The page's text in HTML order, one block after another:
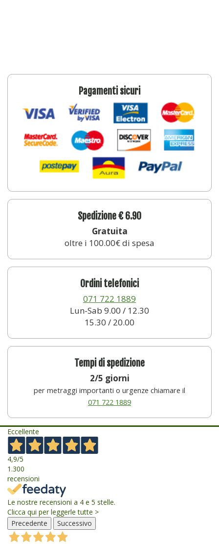
Pagamenti sicuri
Spedizione € 6.90
Gratuita
oltre i 100.00€ di spesa
Ordini telefonici
071 722 1889
Lun-Sab 9.00 / 12.30
15.30 / 20.00
Tempi di spedizione
2/5 giorni
per metraggi importanti o urgenze chiamare il
071 722 1889
Eccellente
4,9/5
1.300
recensioni
Le nostre recensioni a 4 e 5 stelle.
Clicca qui per leggerle tutte >
Precedente
Successivo